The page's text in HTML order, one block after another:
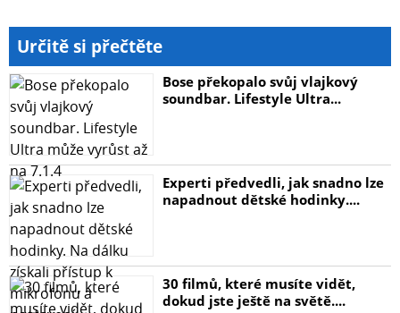
pádu
Dvojitá oleofóbní vrstva proti otiskům, prachu a
nečistotám
Přesné přizpůsobení pro model Xiaomi Redmi Note 15
Pro+
Rychlá a přesná aplikace bez bublinek
Instalační kit pro snadnou aplikaci na displej
Obsah balení:
Instalační kit
EAN: 5903396446467
Určitě si přečtěte
Bose překopalo svůj vlajkový
soundbar. Lifestyle Ultra...
Experti předvedli, jak snadno lze
napadnout dětské hodinky....
30 filmů, které musíte vidět,
dokud jste ještě na světě....